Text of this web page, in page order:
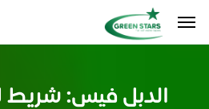
الدبل فيس: شريط